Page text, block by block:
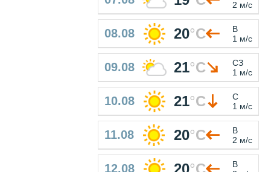
2 м/с
08.08 20°C
В
1 м/с
09.08 21°C
СЗ
1 м/с
10.08 21°C
С
1 м/с
11.08 20°C
В
2 м/с
12.08 20°C
В